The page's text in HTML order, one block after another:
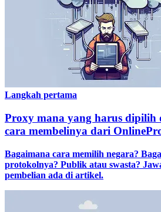
Langkah pertama
Proxy mana yang harus dipilih
cara membelinya dari
Bagaimana cara memilih negara?
protokolnya? Publik atau swasta?
pembelian ada di artikel.